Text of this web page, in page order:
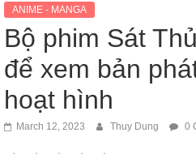
ANIME - MANGA
Bộ phim Sát
để xem bản
hoạt hình
March 12, 2023 Thuy Dung 0